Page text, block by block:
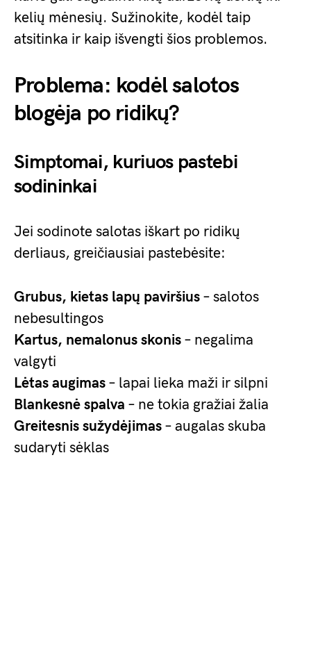
kelių mėnesių. Sužinokite, kodėl taip
atsitinka ir kaip išvengti šios problemos.
Problema: kodėl salotos
blogėja po ridikų?
Simptomai, kuriuos pastebi
sodininkai
Jei sodinote salotas iškart po ridikų
derliaus, greičiausiai pastebėsite:
Grubus, kietas lapų paviršius – salotos
nebesultingos
Kartus, nemalonus skonis – negalima
valgyti
Lėtas augimas – lapai lieka maži ir silpni
Blankesnė spalva – ne tokia gražiai žalia
Greitesnis sužydėjimas – augalas skuba
sudaryti sėklas